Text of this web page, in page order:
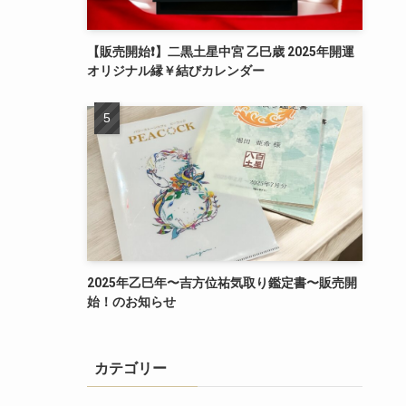
【販売開始❗️】二黒土星中宮 乙巳歳 2025年開運
オリジナル縁￥結びカレンダー
2025年乙巳年〜吉方位祐気取り鑑定書〜販売開
始！のお知らせ
カテゴリー